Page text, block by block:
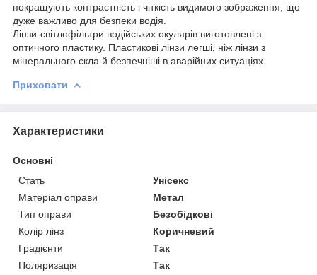
покращують контрастність і чіткість видимого зображення, що
дуже важливо для безпеки водія.
Лінзи-світлофільтри водійських окулярів виготовлені з
оптичного пластику. Пластикові лінзи легші, ніж лінзи з
мінерального скла й безпечніші в аварійних ситуаціях.
Приховати
Характеристики
Основні
Стать
Унісекс
Матеріал оправи
Метал
Тип оправи
Безобідкові
Колір лінз
Коричневий
Градієнти
Так
Поляризація
Так